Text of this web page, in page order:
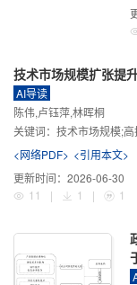
技术市场规模扩张提
AI导读
陈伟,卢钰萍,林晖桐
关键词： 技术市场规模;
<网络PDF> <引用本文>
更新时间： 2026-06-30
11
| 1 | 1